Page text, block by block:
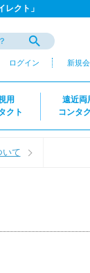
レクト」
ログイン 新規
用
クト
遠近両
コンタ
いて